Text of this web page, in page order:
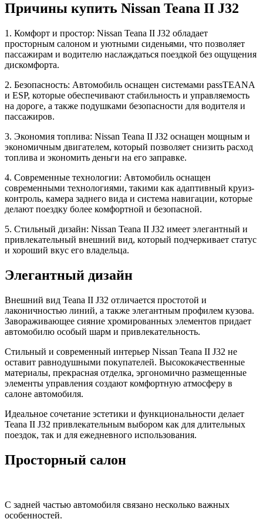
Причины купить Nissan Teana II J32
1. Комфорт и простор: Nissan Teana II J32 обладает
просторным салоном и уютными сиденьями, что позволяет
пассажирам и водителю наслаждаться поездкой без ощущения
дискомфорта.
2. Безопасность: Автомобиль оснащен системами passTEANA
и ESP, которые обеспечивают стабильность и управляемость
на дороге, а также подушками безопасности для водителя и
пассажиров.
3. Экономия топлива: Nissan Teana II J32 оснащен мощным и
экономичным двигателем, который позволяет снизить расход
топлива и экономить деньги на его заправке.
4. Современные технологии: Автомобиль оснащен
современными технологиями, такими как адаптивный круиз-
контроль, камера заднего вида и система навигации, которые
делают поездку более комфортной и безопасной.
5. Стильный дизайн: Nissan Teana II J32 имеет элегантный и
привлекательный внешний вид, который подчеркивает статус
и хороший вкус его владельца.
Элегантный дизайн
Внешний вид Teana II J32 отличается простотой и
лаконичностью линий, а также элегантным профилем кузова.
Завораживающее сияние хромированных элементов придает
автомобилю особый шарм и привлекательность.
Стильный и современный интерьер Nissan Teana II J32 не
оставит равнодушными покупателей. Высококачественные
материалы, прекрасная отделка, эргономично размещенные
элементы управления создают комфортную атмосферу в
салоне автомобиля.
Идеальное сочетание эстетики и функциональности делает
Teana II J32 привлекательным выбором как для длительных
поездок, так и для ежедневного использования.
Просторный салон
С задней частью автомобиля связано несколько важных
особенностей.